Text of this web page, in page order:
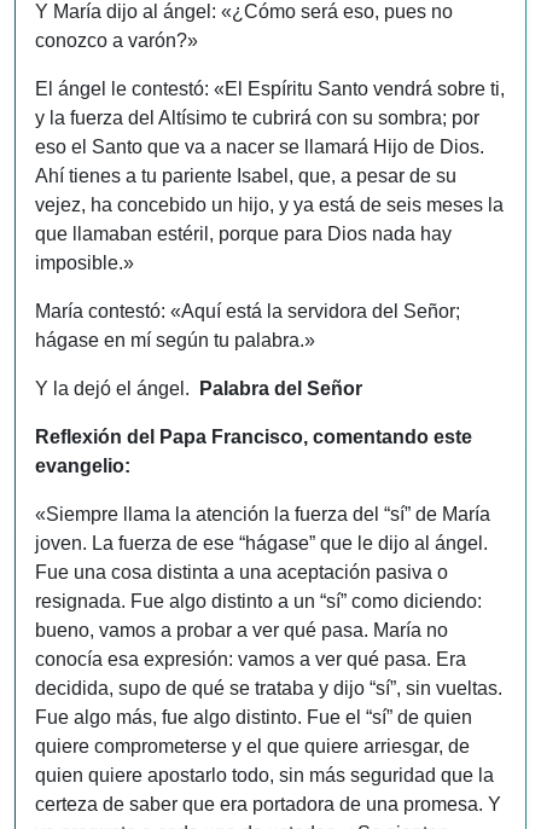
Y María dijo al ángel: «¿Cómo será eso, pues no
conozco a varón?»
El ángel le contestó: «El Espíritu Santo vendrá sobre ti,
y la fuerza del Altísimo te cubrirá con su sombra; por
eso el Santo que va a nacer se llamará Hijo de Dios.
Ahí tienes a tu pariente Isabel, que, a pesar de su
vejez, ha concebido un hijo, y ya está de seis meses la
que llamaban estéril, porque para Dios nada hay
imposible.»
María contestó: «Aquí está la servidora del Señor;
hágase en mí según tu palabra.»
Y la dejó el ángel. Palabra del Señor
Reflexión del Papa Francisco, comentando este
evangelio:
«Siempre llama la atención la fuerza del “sí” de María
joven. La fuerza de ese “hágase” que le dijo al ángel.
Fue una cosa distinta a una aceptación pasiva o
resignada. Fue algo distinto a un “sí” como diciendo:
bueno, vamos a probar a ver qué pasa. María no
conocía esa expresión: vamos a ver qué pasa. Era
decidida, supo de qué se trataba y dijo “sí”, sin vueltas.
Fue algo más, fue algo distinto. Fue el “sí” de quien
quiere comprometerse y el que quiere arriesgar, de
quien quiere apostarlo todo, sin más seguridad que la
certeza de saber que era portadora de una promesa. Y